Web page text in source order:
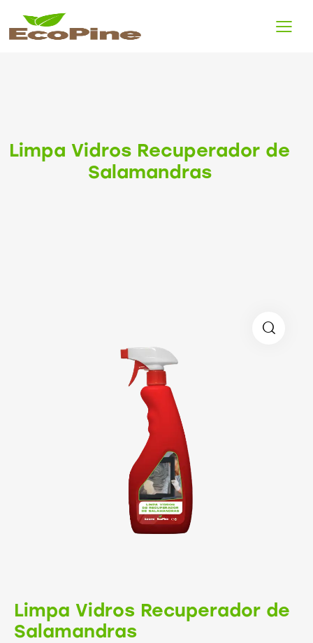
Limpa Vidros Recuperador de
Salamandras
Limpa Vidros Recuperador de
Salamandras